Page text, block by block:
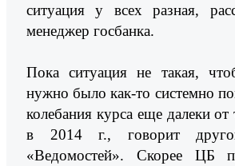
ситуация у всех разная,
менеджер госбанка.
Пока ситуация не такая,
нужно было как-то системно
колебания курса еще далеки
в 2014 г., говорит
«Ведомостей». Скорее ЦБ